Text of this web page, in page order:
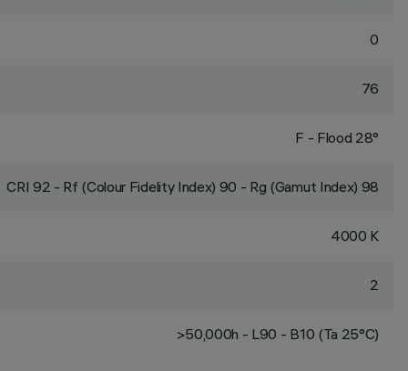
0
76
F - Flood 28°
CRI 92 - Rf (Colour Fidelity Index) 90 - Rg (Gamut Index) 98
4000 K
2
>50,000h - L90 - B10 (Ta 25°C)